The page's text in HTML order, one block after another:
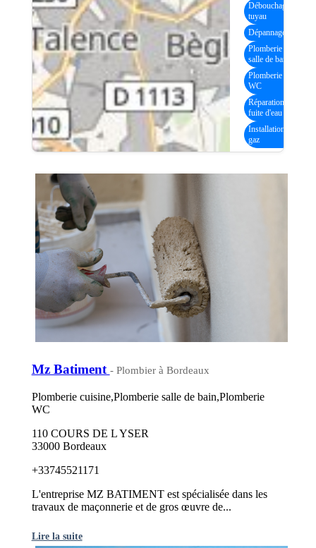
Débouchage
tuyau
Dépannage gaz
Plomberie
salle de bain
Plomberie
WC
Réparation
fuite d'eau
Installation
gaz
Mz Batiment - Plombier à Bordeaux
Plomberie cuisine,Plomberie salle de bain,Plomberie
WC
110 COURS DE L YSER
33000 Bordeaux
+33745521171
L'entreprise MZ BATIMENT est spécialisée dans les
travaux de maçonnerie et de gros œuvre de...
Lire la suite